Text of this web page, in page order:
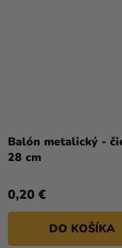
Balón metalický -
28 cm
0,20 €
DO KOŠÍKA